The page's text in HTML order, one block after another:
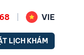
VIE
LỊCH KHÁM